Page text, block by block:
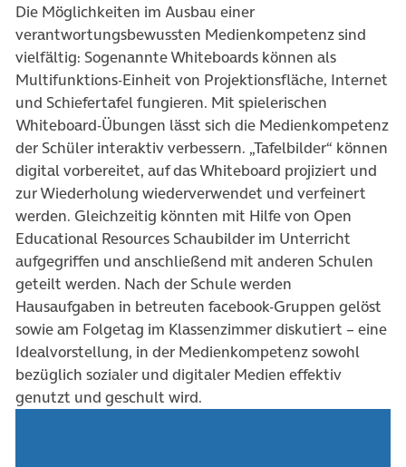
Die Möglichkeiten im Ausbau einer
verantwortungsbewussten Medienkompetenz sind
vielfältig: Sogenannte Whiteboards können als
Multifunktions-Einheit von Projektionsfläche, Internet
und Schiefertafel fungieren. Mit spielerischen
Whiteboard-Übungen lässt sich die Medienkompetenz
der Schüler interaktiv verbessern. „Tafelbilder“ können
digital vorbereitet, auf das Whiteboard projiziert und
zur Wiederholung wiederverwendet und verfeinert
werden. Gleichzeitig könnten mit Hilfe von Open
Educational Resources Schaubilder im Unterricht
aufgegriffen und anschließend mit anderen Schulen
geteilt werden. Nach der Schule werden
Hausaufgaben in betreuten facebook-Gruppen gelöst
sowie am Folgetag im Klassenzimmer diskutiert – eine
Idealvorstellung, in der Medienkompetenz sowohl
bezüglich sozialer und digitaler Medien effektiv
genutzt und geschult wird.